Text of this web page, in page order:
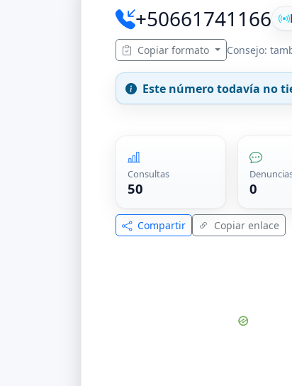
+50661741166
Copiar formato Consejo:
Este número todavía no
Consultas
50 0
Compartir Copiar enlace